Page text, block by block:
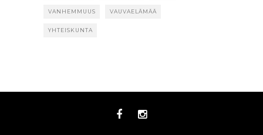
VANHEMMUUS VAUVAELÄMÄÄ
YHTEISKUNTA